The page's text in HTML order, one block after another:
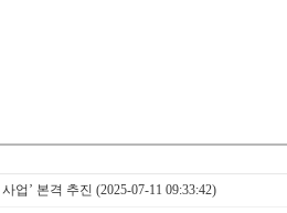
업’ 본격 추진 (2025-07-11 09:33:42)